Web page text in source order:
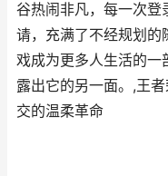
谷热闹非凡，每一次登
请，充满了不经规划的
戏成为更多人生活的一
露出它的另一面。,王
交的温柔革命